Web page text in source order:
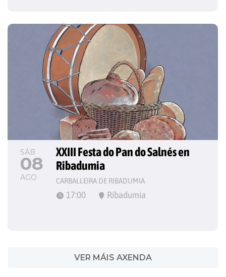
SÁB
08
AGO
XXIII Festa do Pan do Salnés en
Ribadumia
CARBALLEIRA DE RIBADUMIA
17:00 Ribadumia
VER MÁIS AXENDA